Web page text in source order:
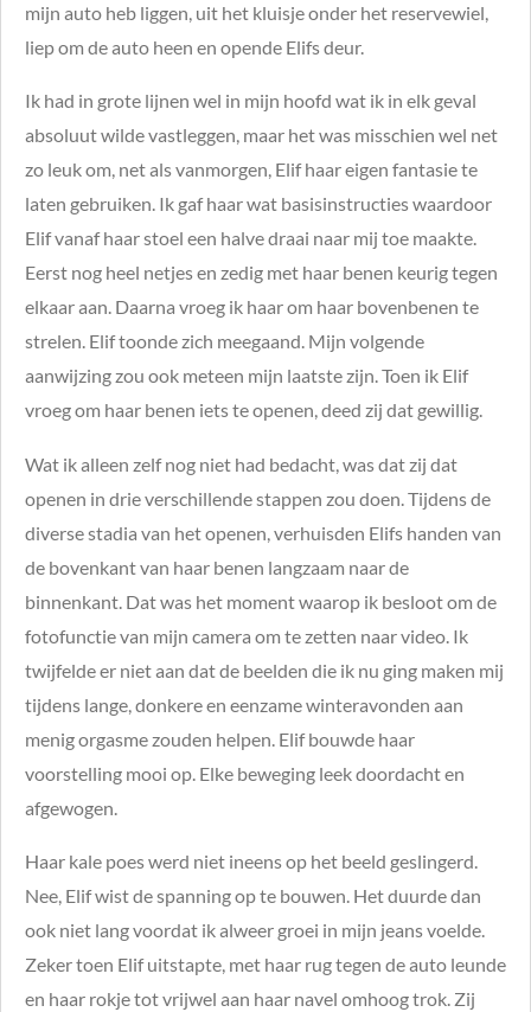
mijn auto heb liggen, uit het kluisje onder het reservewiel,
liep om de auto heen en opende Elifs deur.
Ik had in grote lijnen wel in mijn hoofd wat ik in elk geval
absoluut wilde vastleggen, maar het was misschien wel net
zo leuk om, net als vanmorgen, Elif haar eigen fantasie te
laten gebruiken. Ik gaf haar wat basisinstructies waardoor
Elif vanaf haar stoel een halve draai naar mij toe maakte.
Eerst nog heel netjes en zedig met haar benen keurig tegen
elkaar aan. Daarna vroeg ik haar om haar bovenbenen te
strelen. Elif toonde zich meegaand. Mijn volgende
aanwijzing zou ook meteen mijn laatste zijn. Toen ik Elif
vroeg om haar benen iets te openen, deed zij dat gewillig.
Wat ik alleen zelf nog niet had bedacht, was dat zij dat
openen in drie verschillende stappen zou doen. Tijdens de
diverse stadia van het openen, verhuisden Elifs handen van
de bovenkant van haar benen langzaam naar de
binnenkant. Dat was het moment waarop ik besloot om de
fotofunctie van mijn camera om te zetten naar video. Ik
twijfelde er niet aan dat de beelden die ik nu ging maken mij
tijdens lange, donkere en eenzame winteravonden aan
menig orgasme zouden helpen. Elif bouwde haar
voorstelling mooi op. Elke beweging leek doordacht en
afgewogen.
Haar kale poes werd niet ineens op het beeld geslingerd.
Nee, Elif wist de spanning op te bouwen. Het duurde dan
ook niet lang voordat ik alweer groei in mijn jeans voelde.
Zeker toen Elif uitstapte, met haar rug tegen de auto leunde
en haar rokje tot vrijwel aan haar navel omhoog trok. Zij